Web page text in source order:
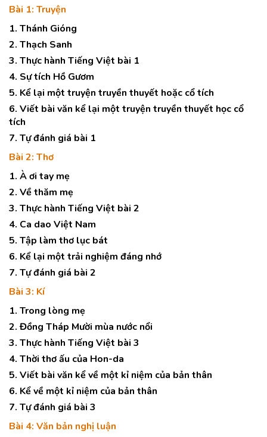
Bài 1: Truyện
1. Thánh Gióng
2. Thạch Sanh
3. Thực hành Tiếng Việt bài 1
4. Sự tích Hồ Gươm
5. Kể lại một truyện truyền thuyết hoặc cổ tích
6. Viết bài văn kể lại một truyện truyền thuyết học cổ
tích
7. Tự đánh giá bài 1
Bài 2: Thơ
1. À ơi tay mẹ
2. Về thăm mẹ
3. Thực hành Tiếng Việt bài 2
4. Ca dao Việt Nam
5. Tập làm thơ lục bát
6. Kể lại một trải nghiệm đáng nhớ
7. Tự đánh giá bài 2
Bài 3: Kí
1. Trong lòng mẹ
2. Đồng Tháp Mười mùa nước nổi
3. Thực hành Tiếng Việt bài 3
4. Thời thơ ấu của Hon-da
5. Viết bài văn kể về một kỉ niệm của bản thân
6. Kể về một kỉ niệm của bản thân
7. Tự đánh giá bài 3
Bài 4: Văn bản nghị luận